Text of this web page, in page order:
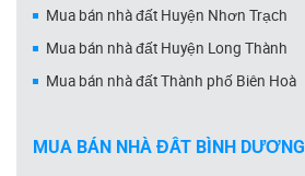
Mua bán nhà đất Huyện Nhơn Trạch
Mua bán nhà đất Huyện Long Thành
Mua bán nhà đất Thành phố Biên Hoà
MUA BÁN NHÀ ĐẤT BÌNH DƯƠNG